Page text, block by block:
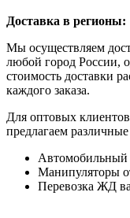
Доставка в регионы:
Мы осуществляем
любой город России,
стоимость доставки
каждого заказа.
Для оптовых
предлагаем
Автомобильный
Манипуляторы
Перевозка ЖД